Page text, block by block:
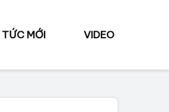
TỨC MỚI VIDEO